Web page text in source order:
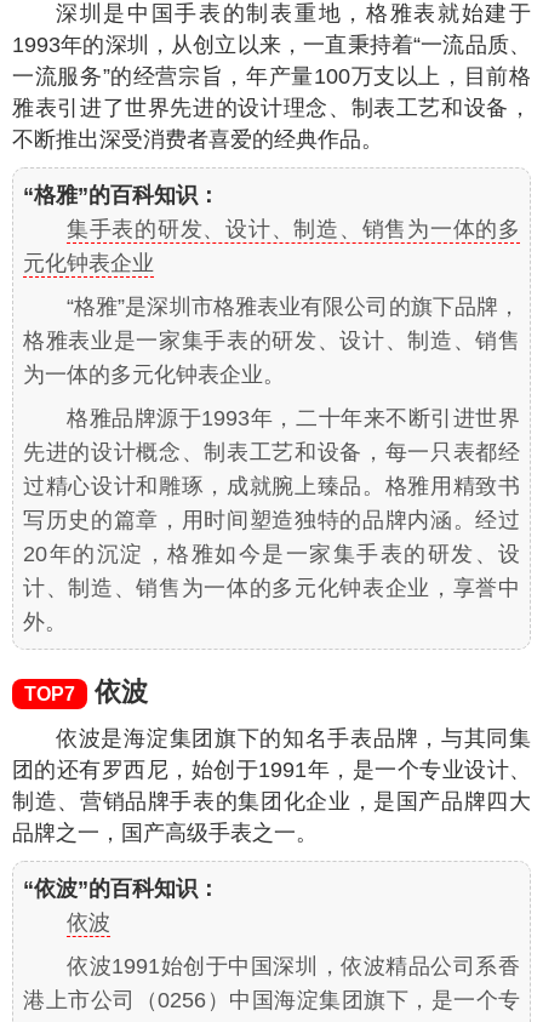
深圳是中国手表的制表重地，格雅表就始建于
1993年的深圳，从创立以来，一直秉持着“一流品质、
一流服务”的经营宗旨，年产量100万支以上，目前格
雅表引进了世界先进的设计理念、制表工艺和设备，
不断推出深受消费者喜爱的经典作品。
“格雅”的百科知识：
集手表的研发、设计、制造、销售为一体的多
元化钟表企业
“格雅”是深圳市格雅表业有限公司的旗下品牌，
格雅表业是一家集手表的研发、设计、制造、销售
为一体的多元化钟表企业。
格雅品牌源于1993年，二十年来不断引进世界
先进的设计概念、制表工艺和设备，每一只表都经
过精心设计和雕琢，成就腕上臻品。格雅用精致书
写历史的篇章，用时间塑造独特的品牌内涵。经过
20年的沉淀，格雅如今是一家集手表的研发、设
计、制造、销售为一体的多元化钟表企业，享誉中
外。
TOP7 依波
依波是海淀集团旗下的知名手表品牌，与其同集
团的还有罗西尼，始创于1991年，是一个专业设计、
制造、营销品牌手表的集团化企业，是国产品牌四大
品牌之一，国产高级手表之一。
“依波”的百科知识：
依波
依波1991始创于中国深圳，依波精品公司系香
港上市公司（0256）中国海淀集团旗下，是一个专